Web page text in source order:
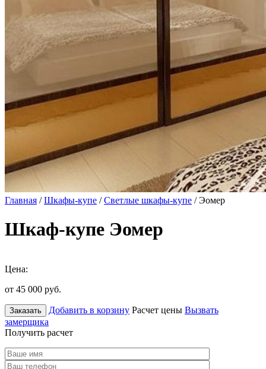
Главная /Шкафы-купе /Светлые шкафы-купе / Эомер
Шкаф-купе Эомер
Цена:
от 45 000 руб.
Заказать Добавить в корзину Расчет цены Вызвать
замерщика
Получить расчет